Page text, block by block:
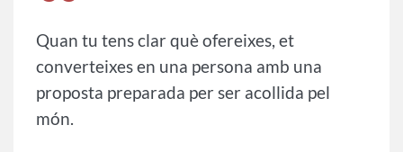
Quan tu tens clar què ofereixes, et
converteixes en una persona amb una
proposta preparada per ser acollida pel
món.